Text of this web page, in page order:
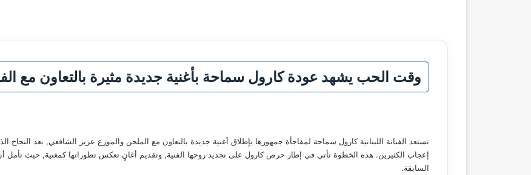
وقت الحب يشهد عودة كارول سماحة بأغنية جديدة مثيرة بالتعاون مع
تستعد الفنانة اللبنانية كارول سماحة لمفاجأة جمهورها بإطلاق أغنية جديدة بالتعاون مع الملحن والموزع عزيز الشافعي, بعد النجاح
إعجاب الكثيرين. هذه الخطوة تأتي في إطار حرص كارول على تجديد روحها الفنية, وتقديم أغانٍ تعكس تطوراتها كمغنية, حيث تأمل أن
السابقة.